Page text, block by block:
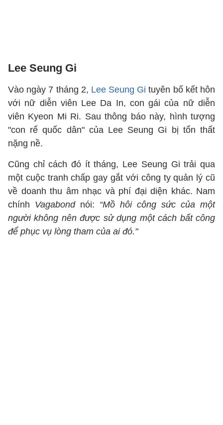
Lee Seung Gi
Vào ngày 7 tháng 2, Lee Seung Gi tuyên bố kết hôn
với nữ diễn viên Lee Da In, con gái của nữ diễn
viên Kyeon Mi Ri. Sau thông báo này, hình tượng
"con rể quốc dân" của Lee Seung Gi bị tổn thất
nặng nề.
Cũng chỉ cách đó ít tháng, Lee Seung Gi trải qua
một cuộc tranh chấp gay gắt với công ty quản lý cũ
về doanh thu âm nhạc và phí đại diện khác. Nam
chính Vagabondnói: “Mồ hôi công sức của một
người không nên được sử dụng một cách bất công
để phục vụ lòng tham của ai đó."